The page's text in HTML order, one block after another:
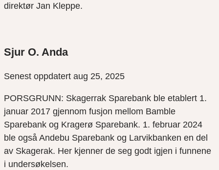
direktør Jan Kleppe.
Sjur O. Anda
Senest oppdatert aug 25, 2025
PORSGRUNN: Skagerrak Sparebank ble etablert 1.
januar 2017 gjennom fusjon mellom Bamble
Sparebank og Kragerø Sparebank. 1. februar 2024
ble også Andebu Sparebank og Larvikbanken en del
av Skagerak. Her kjenner de seg godt igjen i funnene
i undersøkelsen.